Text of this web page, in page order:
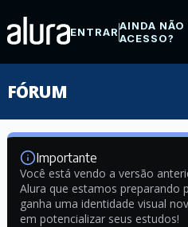
ENTRARAINDA NÃO
ACESSO?
FÓRUM
Importante
Você está vendo a versão
Alura que estamos preparando
ganha uma identidade visual
em potencializar seus estudos!